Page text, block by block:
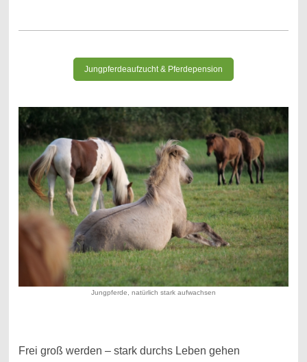
Jungpferdeaufzucht & Pferdepension
Jungpferde, natürlich stark aufwachsen
Frei groß werden – stark durchs Leben gehen